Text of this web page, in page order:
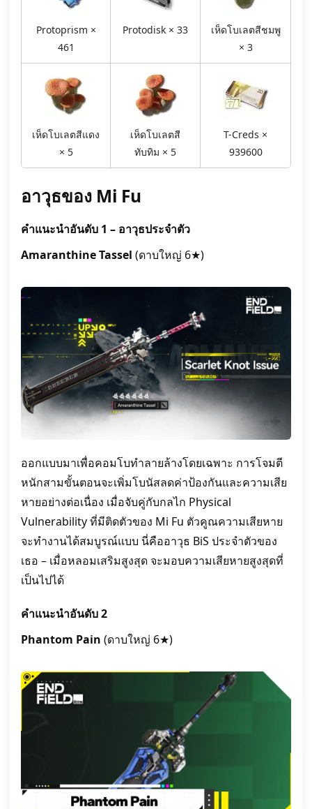
Protoprism ×
461
Protodisk × 33
เห็ดโบเลตสีชมพู
× 3
เห็ดโบเลตสีแดง
× 5
เห็ดโบเลตสี
ทับทิม × 5
T-Creds ×
939600
อาวุธของ Mi Fu
คำแนะนำอันดับ 1 – อาวุธประจำตัว
Amaranthine Tassel (ดาบใหญ่ 6★)
ออกแบบมาเพื่อคอมโบทำลายล้างโดยเฉพาะ การโจมตี
หนักสามขั้นตอนจะเพิ่มโบนัสลดค่าป้องกันและความเสีย
หายอย่างต่อเนื่อง เมื่อจับคู่กับกลไก Physical
Vulnerability ที่มีติดตัวของ Mi Fu ตัวคูณความเสียหาย
จะทำงานได้สมบูรณ์แบบ นี่คืออาวุธ BiS ประจำตัวของ
เธอ – เมื่อหลอมเสริมสูงสุด จะมอบความเสียหายสูงสุดที่
เป็นไปได้
คำแนะนำอันดับ 2
Phantom Pain (ดาบใหญ่ 6★)